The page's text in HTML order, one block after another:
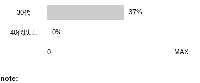
30代 37%
40代以上 0%
0 MAX
note: